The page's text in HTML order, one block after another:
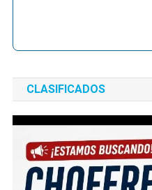
CLASIFICADOS